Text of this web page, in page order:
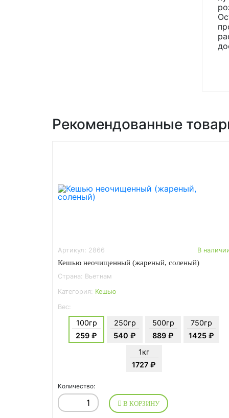
Рекомендованные
Артикул: 2866 В
Кешью неочищенный (жареный, соленый)
Страна: Вьетнам
Категория: Кешью
Вес:
100гр
259 ₽
250гр
540 ₽
500гр
889 ₽
750гр
1425 ₽
1кг
1727 ₽
Количество:
В КОРЗИНУ